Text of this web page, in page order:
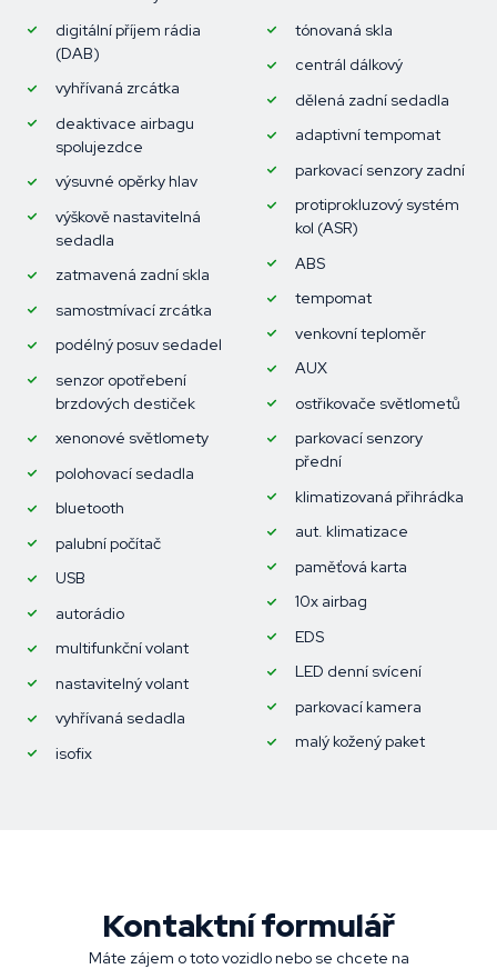
digitální příjem rádia
(DAB)
vyhřívaná zrcátka
deaktivace airbagu
spolujezdce
výsuvné opěrky hlav
výškově nastavitelná
sedadla
zatmavená zadní skla
samostmívací zrcátka
podélný posuv sedadel
senzor opotřebení
brzdových destiček
xenonové světlomety
polohovací sedadla
bluetooth
palubní počítač
USB
autorádio
multifunkční volant
nastavitelný volant
vyhřívaná sedadla
isofix
tónovaná skla
centrál dálkový
dělená zadní sedadla
adaptivní tempomat
parkovací senzory zadní
protiprokluzový systém
kol (ASR)
ABS
tempomat
venkovní teploměr
AUX
ostřikovače světlometů
parkovací senzory
přední
klimatizovaná přihrádka
aut. klimatizace
paměťová karta
10x airbag
EDS
LED denní svícení
parkovací kamera
malý kožený paket
Kontaktní formulář
Máte zájem o toto vozidlo nebo se chcete na